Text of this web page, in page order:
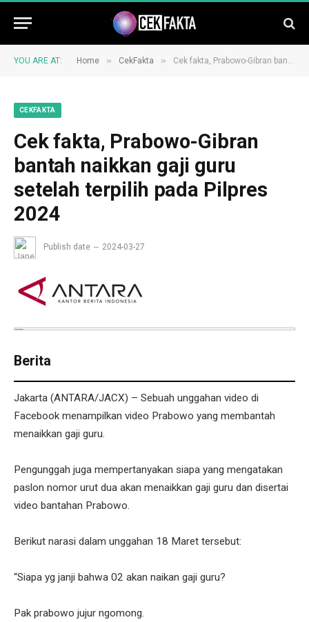
YOU ARE AT: Home » CekFakta » Cek fakta, Prabowo-Gibran bantah naikkan gaji guru setelah terpilih pada Pilpres 2024
CEKFAKTA
Cek fakta, Prabowo-Gibran
bantah naikkan gaji guru
setelah terpilih pada Pilpres
2024
Publish date 2024-03-27
Berita
Jakarta (ANTARA/JACX) – Sebuah unggahan video di
Facebook menampilkan video Prabowo yang membantah
menaikkan gaji guru.
Pengunggah juga mempertanyakan siapa yang mengatakan
paslon nomor urut dua akan menaikkan gaji guru dan disertai
video bantahan Prabowo.
Berikut narasi dalam unggahan 18 Maret tersebut:
“Siapa yg janji bahwa 02 akan naikan gaji guru?
Pak prabowo jujur ngomong.